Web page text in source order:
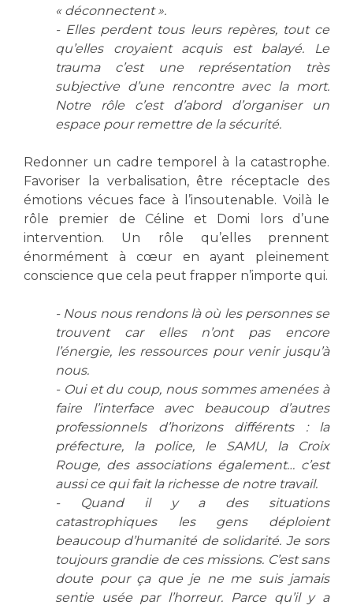
« déconnectent ».
- Elles perdent tous leurs repères, tout ce
qu’elles croyaient acquis est balayé. Le
trauma c’est une représentation très
subjective d’une rencontre avec la mort.
Notre rôle c’est d’abord d’organiser un
espace pour remettre de la sécurité.
Redonner un cadre temporel à la catastrophe.
Favoriser la verbalisation, être réceptacle des
émotions vécues face à l’insoutenable. Voilà le
rôle premier de Céline et Domi lors d’une
intervention. Un rôle qu’elles prennent
énormément à cœur en ayant pleinement
conscience que cela peut frapper n’importe qui.
- Nous nous rendons là où les personnes se
trouvent car elles n’ont pas encore
l’énergie, les ressources pour venir jusqu’à
nous.
- Oui et du coup, nous sommes amenées à
faire l’interface avec beaucoup d’autres
professionnels d’horizons différents : la
préfecture, la police, le SAMU, la Croix
Rouge, des associations également… c’est
aussi ce qui fait la richesse de notre travail.
- Quand il y a des situations
catastrophiques les gens déploient
beaucoup d’humanité de solidarité. Je sors
toujours grandie de ces missions. C’est sans
doute pour ça que je ne me suis jamais
sentie usée par l’horreur. Parce qu’il y a